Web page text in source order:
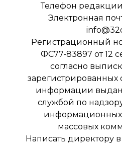
Телефон
Электронная
Регистрационный
ФС77-83897 от 12
согласно
зарегистрированных
информации
службой по
информационных
массовых
Написать директору в